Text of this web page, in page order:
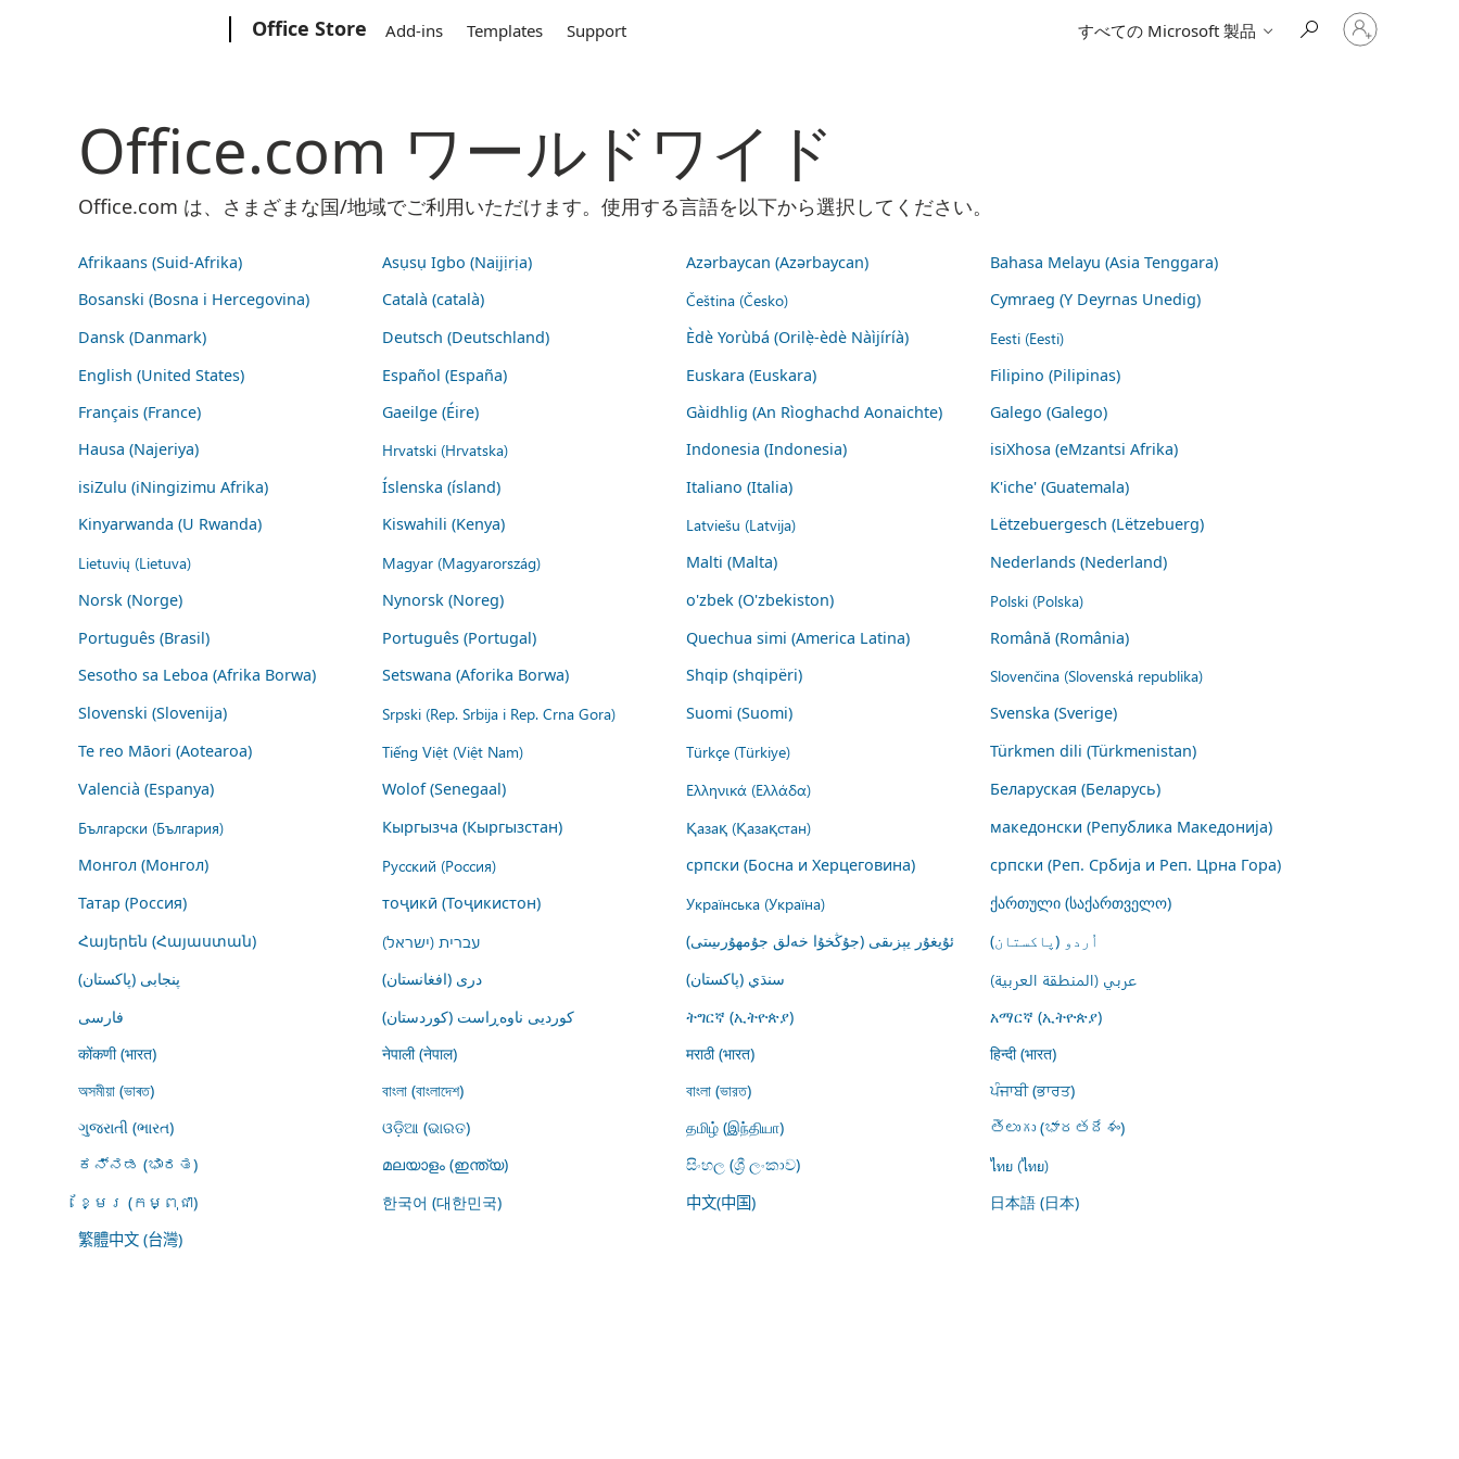
Office Store Add-ins Templates Support すべての Microsoft 製品
ア
カ
Office.com ワールドワイド
Office.com は、さまざまな国/地域でご利用いただけます。使用する言語を以下から選択してください。
Afrikaans (Suid-Afrika) Asụsụ Igbo (Naịjịrịa) Azərbaycan (Azərbaycan)
Bahasa Melayu (Asia Tenggara)
Bosanski (Bosna i Hercegovina)
Català (català) Čeština (Česko)
Cymraeg (Y Deyrnas Unedig)
Dansk (Danmark)
Deutsch (Deutschland) Èdè Yorùbá (Orilẹ̀-èdè Nàìjíríà) Eesti (Eesti)
English (United States) Español (España) Euskara (Euskara)
Filipino (Pilipinas)
Français (France)
Gaeilge (Éire) Gàidhlig (An Rìoghachd Aonaichte)
Galego (Galego)
Hausa (Najeriya)
Hrvatski (Hrvatska) Indonesia (Indonesia)
isiXhosa (eMzantsi Afrika)
isiZulu (iNingizimu Afrika)
Íslenska (ísland) Italiano (Italia)
K'iche' (Guatemala)
Kinyarwanda (U Rwanda)
Kiswahili (Kenya) Latviešu (Latvija) Lëtzebuergesch (Lëtzebuerg)
Lietuvių (Lietuva) Magyar (Magyarország) Malti (Malta)
Nederlands (Nederland)
Norsk (Norge)
Nynorsk (Noreg) o'zbek (O'zbekiston) Polski (Polska)
Português (Brasil) Português (Portugal) Quechua simi (America Latina)
Română (România)
Sesotho sa Leboa (Afrika Borwa)
Setswana (Aforika Borwa) Shqip (shqipëri) Slovenčina (Slovenská republika)
Slovenski (Slovenija) Srpski (Rep. Srbija i Rep. Crna Gora) Suomi (Suomi)
Svenska (Sverige)
Te reo Māori (Aotearoa)
Tiếng Việt (Việt Nam) Türkçe (Türkiye)
Türkmen dili (Türkmenistan)
Valencià (Espanya)
Wolof (Senegaal) Ελληνικά (Ελλάδα) Беларуская (Беларусь)
Български (България) Кыргызча (Кыргызстан) Қазақ (Қазақстан)
македонски (Република Македонија)
Монгол (Монгол)
Русский (Россия) српски (Босна и Херцеговина)
српски (Реп. Србија и Реп. Црна Гора)
Татар (Россия)
тоҷикӣ (Тоҷикистон) Українська (Україна)
ქართული (საქართველო)
Հայերեն (Հայաստան)
עברית (ישראל) ئۇيغۇر يېزىقى (جۇڭخۇا خەلق جۇمھۇرىيىتى)
اُردو (پاکستان)
پنجابی (پاکستان)
درى (افغانستان) سنڌي (پاکستان) عربي (المنطقة العربية)
فارسى کوردیی ناوەڕاست (کوردستان) ትግርኛ (ኢትዮጵያ)
አማርኛ (ኢትዮጵያ)
कोंकणी (भारत)
नेपाली (नेपाल) मराठी (भारत)
हिन्दी (भारत)
অসমীয়া (ভাৰত)
বাংলা (বাংলাদেশ) বাংলা (ভারত)
ਪੰਜਾਬੀ (ਭਾਰਤ)
ગુજરાતી (ભારત)
ଓଡ଼ିଆ (ଭାରତ) தமிழ் (இந்தியா)
తెలుగు (భారతదేశం)
ಕನ್ನಡ (ಭಾರತ)
മലയാളം (ഇന്ത്യ) සිංහල (ශ්‍රී ලංකාව) ไทย (ไทย)
ខ្មែរ (កម្ពុជា) 한국어 (대한민국) 中文(中国)
日本語 (日本)
繁體中文 (台灣)